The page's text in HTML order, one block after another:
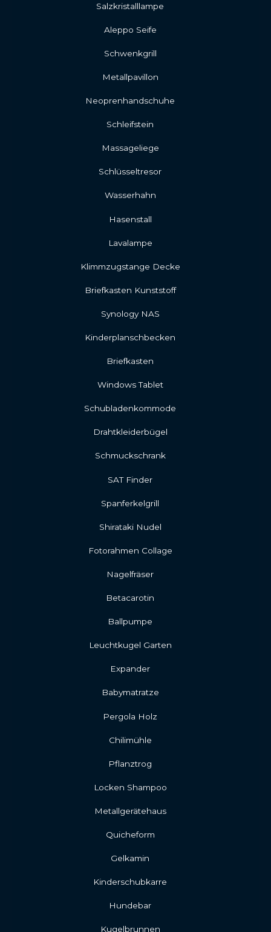
Salzkristalllampe
Aleppo Seife
Schwenkgrill
Metallpavillon
Neoprenhandschuhe
Schleifstein
Massageliege
Schlüsseltresor
Wasserhahn
Hasenstall
Lavalampe
Klimmzugstange Decke
Briefkasten Kunststoff
Synology NAS
Kinderplanschbecken
Briefkasten
Windows Tablet
Schubladenkommode
Drahtkleiderbügel
Schmuckschrank
SAT Finder
Spanferkelgrill
Shirataki Nudel
Fotorahmen Collage
Nagelfräser
Betacarotin
Ballpumpe
Leuchtkugel Garten
Expander
Babymatratze
Pergola Holz
Chilimühle
Pflanztrog
Locken Shampoo
Metallgerätehaus
Quicheform
Gelkamin
Kinderschubkarre
Hundebar
Kugelbrunnen